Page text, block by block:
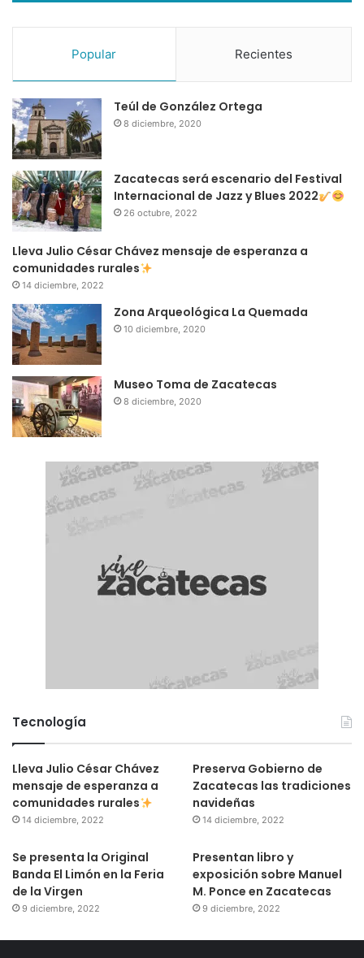
Popular Recientes
Teúl de González Ortega
8 diciembre, 2020
Zacatecas será escenario del Festival
Internacional de Jazz y Blues 2022
26 octubre, 2022
Lleva Julio César Chávez mensaje de esperanza a
comunidades rurales
14 diciembre, 2022
Zona Arqueológica La Quemada
10 diciembre, 2020
Museo Toma de Zacatecas
8 diciembre, 2020
Tecnología
Lleva Julio César Chávez
mensaje de esperanza a
comunidades rurales
14 diciembre, 2022
Preserva Gobierno de
Zacatecas las tradiciones
navideñas
14 diciembre, 2022
Se presenta la Original
Banda El Limón en la Feria
de la Virgen
9 diciembre, 2022
Presentan libro y
exposición sobre Manuel
M. Ponce en Zacatecas
9 diciembre, 2022